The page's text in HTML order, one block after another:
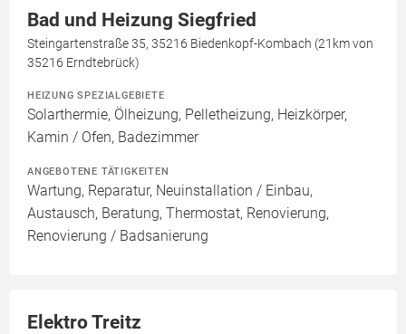
Bad und Heizung Siegfried
Steingartenstraße 35, 35216 Biedenkopf-Kombach (21km von
35216 Erndtebrück)
HEIZUNG SPEZIALGEBIETE
Solarthermie, Ölheizung, Pelletheizung, Heizkörper,
Kamin / Ofen, Badezimmer
ANGEBOTENE TÄTIGKEITEN
Wartung, Reparatur, Neuinstallation / Einbau,
Austausch, Beratung, Thermostat, Renovierung,
Renovierung / Badsanierung
Elektro Treitz